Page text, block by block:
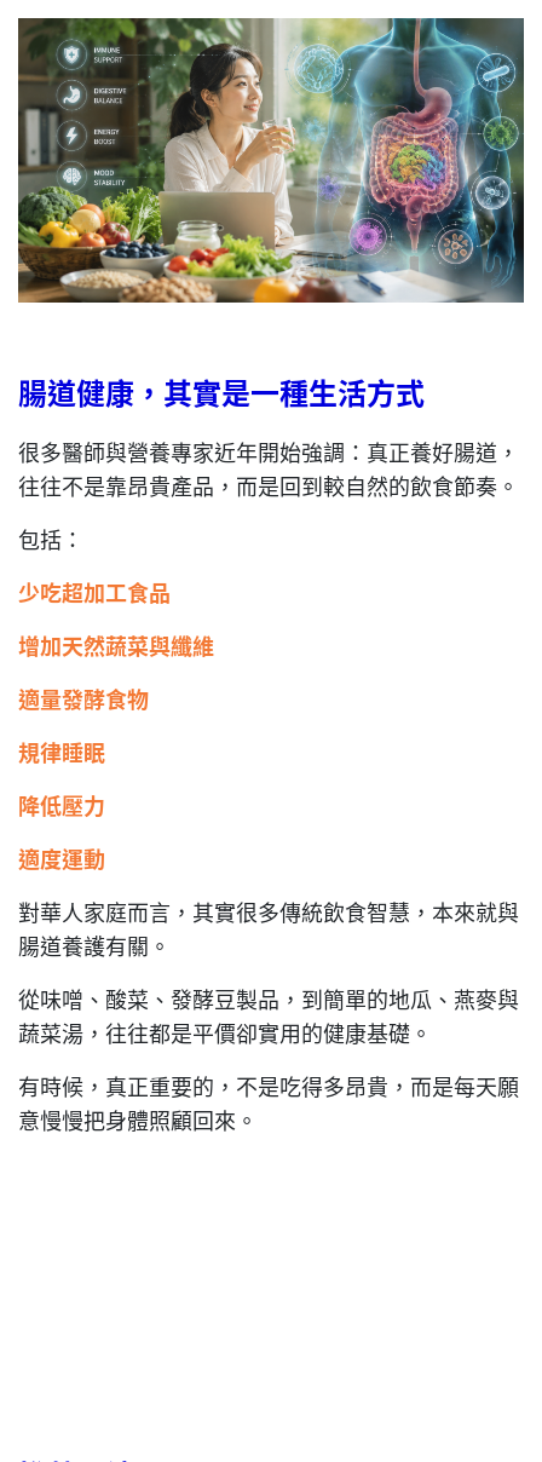
腸道健康 ， 其實是一種生活方式
很多醫師與營養專家近年開始強調：真正養好腸道，
往往不是靠昂貴產品，而是回到較自然的飲食節奏。
包括：
少吃超加工食品
增加天然蔬菜與纖維
適量發酵食物
規律睡眠
降低壓力
適度運動
對華人家庭而言，其實很多傳統飲食智慧，本來就與
腸道養護有關。
從味噌、酸菜、發酵豆製品，到簡單的地瓜、燕麥與
蔬菜湯，往往都是平價卻實用的健康基礎。
有時候，真正重要的，不是吃得多昂貴，而是每天願
意慢慢把身體照顧回來。